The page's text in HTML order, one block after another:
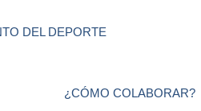
DEL DEPORTE
¿CÓMO COLABORAR?